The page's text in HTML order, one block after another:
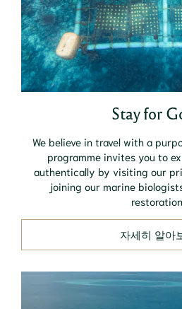
Stay for
We believe in travel with a
programme invites you to
authentically by visiting our
joining our marine
자세히 알아